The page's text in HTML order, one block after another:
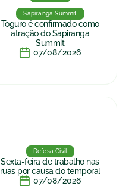
Sapiranga Summit
Toguro é confirmado como
atração do Sapiranga
Summit
07/08/2026
Defesa Civil
Sexta-feira de trabalho nas
ruas por causa do temporal
07/08/2026